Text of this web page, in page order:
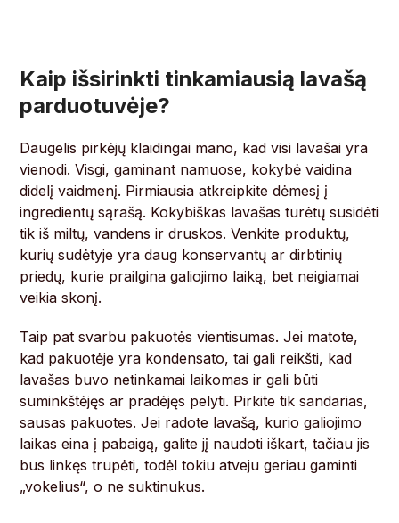
Kaip išsirinkti tinkamiausią lavašą
parduotuvėje?
Daugelis pirkėjų klaidingai mano, kad visi lavašai yra
vienodi. Visgi, gaminant namuose, kokybė vaidina
didelį vaidmenį. Pirmiausia atkreipkite dėmesį į
ingredientų sąrašą. Kokybiškas lavašas turėtų susidėti
tik iš miltų, vandens ir druskos. Venkite produktų,
kurių sudėtyje yra daug konservantų ar dirbtinių
priedų, kurie prailgina galiojimo laiką, bet neigiamai
veikia skonį.
Taip pat svarbu pakuotės vientisumas. Jei matote,
kad pakuotėje yra kondensato, tai gali reikšti, kad
lavašas buvo netinkamai laikomas ir gali būti
suminkštėjęs ar pradėjęs pelyti. Pirkite tik sandarias,
sausas pakuotes. Jei radote lavašą, kurio galiojimo
laikas eina į pabaigą, galite jį naudoti iškart, tačiau jis
bus linkęs trupėti, todėl tokiu atveju geriau gaminti
„vokelius“, o ne suktinukus.